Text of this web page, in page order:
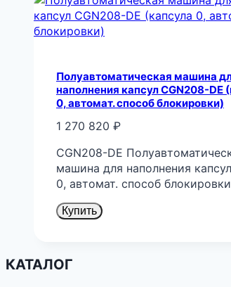
Полуавтоматическая машина
наполнения капсул CGN208-DE
0, автомат. способ блокировки)
1 270 820 ₽
CGN208-DE
машина для наполнения
0, автомат. способ
Купить
КАТАЛОГ